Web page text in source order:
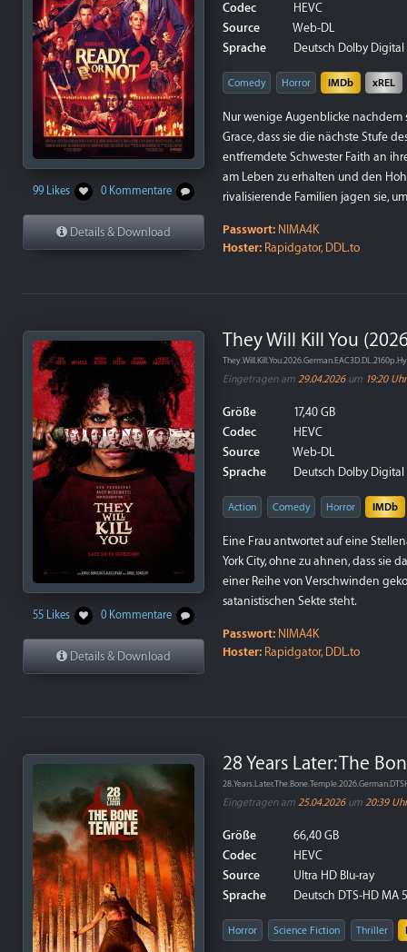
99 Likes 0 Kommentare
Details & Download
Codec
HEVC
Source
Web-DL
Sprache
Deutsch Dolby Digital
Comedy Horror IMDb xREL
Nur wenige Augenblicke nachdem
Grace, dass sie die nächste Stufe
entfremdete Schwester Faith an
am Leben zu erhalten und den
rivalisierende Familien jagen sie,
Passwort: NIMA4K
Hoster: Rapidgator, DDL.to
55 Likes 0 Kommentare
Details & Download
They Will Kill You
Eingetragen am 29.04.2026um 19:20 Uhr
Größe
17,40 GB
Codec
HEVC
Source
Web-DL
Sprache
Deutsch Dolby Digital
Action Comedy Horror IMDb
Eine Frau antwortet auf eine
York City, ohne zu ahnen, dass sie
einer Reihe von Verschwinden
satanistischen Sekte steht.
Passwort: NIMA4K
Hoster: Rapidgator, DDL.to
28 Years Later: The
Eingetragen am 25.04.2026um 20:39 Uhr
Größe
66,40 GB
Codec
HEVC
Source
Ultra HD Blu-ray
Sprache
Deutsch DTS-HD MA
Horror Science Fiction Thriller